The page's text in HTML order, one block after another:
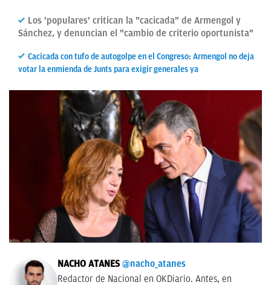
Los 'populares' critican la "cacicada" de Armengol y
Sánchez, y denuncian el "cambio de criterio oportunista"
Cacicada con tufo de autogolpe en el Congreso: Armengol no deja
votar la enmienda de Junts para exigir generales ya
NACHO ATANES @nacho_atanes
Redactor de Nacional en OKDiario. Antes, en